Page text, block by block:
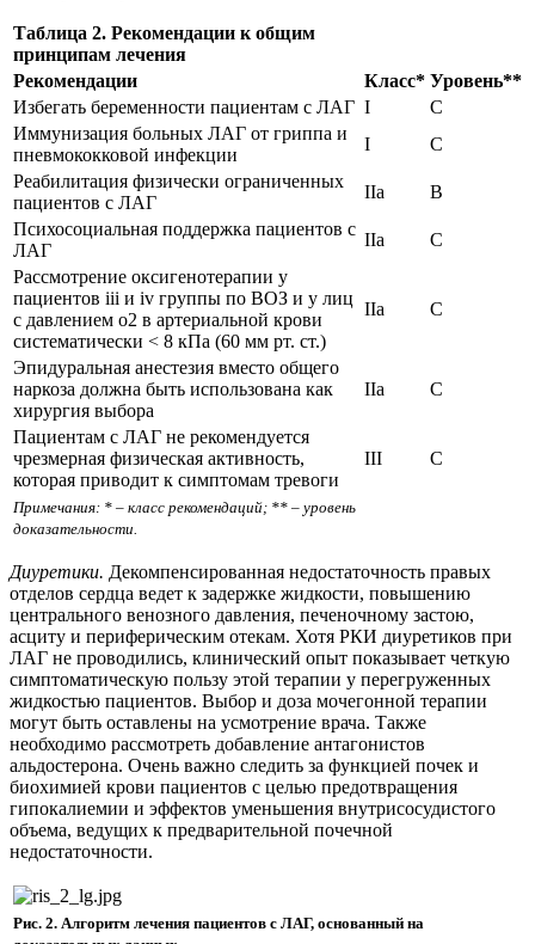
Таблица 2. Рекомендации к общим
принципам лечения
Рекомендации
Класс* Уровень**
Избегать беременности пациентам с ЛАГ I
C
Иммунизация больных ЛАГ от гриппа и
пневмококковой инфекции
I
C
Реабилитация физически ограниченных
пациентов с ЛАГ
IIa
B
Психосоциальная поддержка пациентов с
ЛАГ
IIa
C
Рассмотрение оксигенотерапии у
пациентов iii и iv группы по ВОЗ и у лиц
с давлением o2 в артериальной крови
систематически < 8 кПа (60 мм рт. ст.)
IIa C
Эпидуральная анестезия вместо общего
наркоза должна быть использована как
хирургия выбора
IIa C
Пациентам с ЛАГ не рекомендуется
чрезмерная физическая активность,
которая приводит к симптомам тревоги
III C
Примечания: * – класс рекомендаций; ** – уровень
доказательности.
Диуретики. Декомпенсированная недостаточность правых
отделов сердца ведет к задержке жидкости, повышению
центрального венозного давления, печеночному застою,
асциту и периферическим отекам. Хотя РКИ диуретиков при
ЛАГ не проводились, клинический опыт показывает четкую
симптоматическую пользу этой терапии у перегруженных
жидкостью пациентов. Выбор и доза мочегонной терапии
могут быть оставлены на усмотрение врача. Также
необходимо рассмотреть добавление антагонистов
альдостерона. Очень важно следить за функцией почек и
биохимией крови пациентов с целью предотвращения
гипокалиемии и эффектов уменьшения внутрисосудистого
объема, ведущих к предварительной почечной
недостаточности.
Рис. 2. Алгоритм лечения пациентов с ЛАГ, основанный на